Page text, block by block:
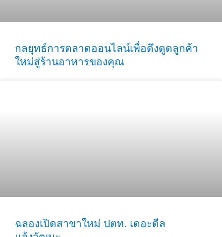
กลยุทธ์การตลาดออนไลน์เพื่อดึงดูดลูกค้า
ใหม่สู่ร้านอาหารของคุณ
ฉลองเปิดสาขาใหม่ ปตท. เดอะดีล